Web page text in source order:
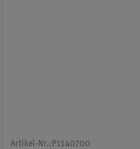
Artikel-Nr.: P1140700